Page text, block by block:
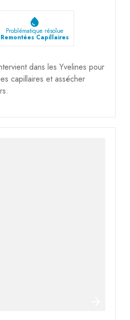
water_drop
Problématique résolue
Remontées Capillaires
dans les Yvelines pour
capillaires et assécher